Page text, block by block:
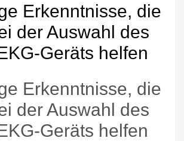
Erkenntnisse, die
der Auswahl des
Geräts helfen
Erkenntnisse, die
der Auswahl des
Geräts helfen